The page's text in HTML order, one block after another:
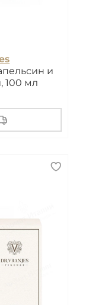
и
100 мл